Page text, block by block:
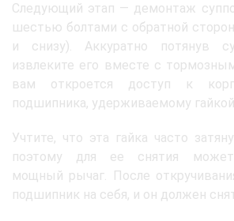
Следующий этап — демонтаж
шестью болтами с обратной
и снизу). Аккуратно потянув
извлеките его вместе с
вам откроется доступ к
подшипника, удерживаемому
Учтите, что эта гайка часто
поэтому для ее снятия может
мощный рычаг. После
подшипник на себя, и он должен